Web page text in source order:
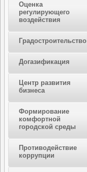
Оценка
регулирующего
воздействия
Градостроительство
Догазификация
Центр развития
бизнеса
Формирование
комфортной
городской среды
Противодействие
коррупции